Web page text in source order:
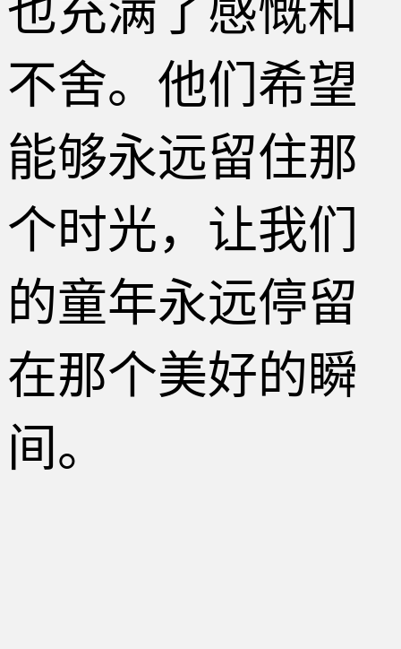
也充满了感慨和
不舍。他们希望
能够永远留住那
个时光，让我们
的童年永远停留
在那个美好的瞬
间。